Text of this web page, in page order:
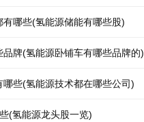
哪些(氢能源储能有哪些股)
牌(氢能源卧铺车有哪些品牌的)
些(氢能源技术都在哪些公司)
(氢能源龙头股一览)